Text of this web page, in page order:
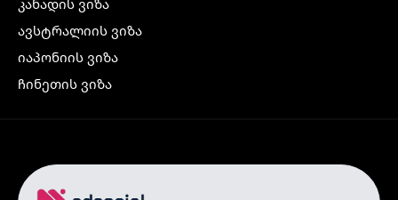
ავსტრალიის ვიზა
იაპონიის ვიზა
ჩინეთის ვიზა
ჩრდილოეთ ირლანდიის ვიზა
რუსეთის ვიზა